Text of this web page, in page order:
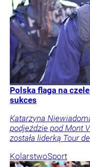
Polska flaga na
sukces
Katarzyna
podjeździe pod Mont
została liderką Tour
KolarstwoSport